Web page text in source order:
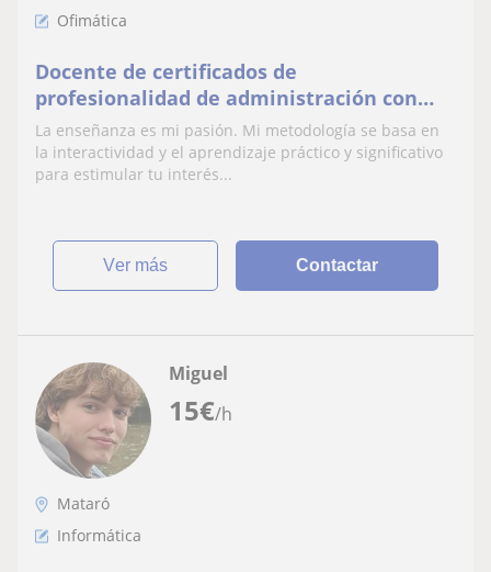
Ofimática
Docente de certificados de
profesionalidad de administración con
más de 30 años de experiencia en
empresas mercantiles y ONG
La enseñanza es mi pasión. Mi metodología se basa en
la interactividad y el aprendizaje práctico y significativo
para estimular tu interés...
ver más Contactar
15€/h
Miguel
Mataró
Informática